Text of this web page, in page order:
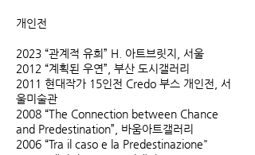
개인전
2023 “관계적 유희” H. 아트브릿지, 서울
2012 “계획된 우연”, 부산 도시갤러리
2011 현대작가 15인전 Credo 부스 개인전, 서
울미술관
2008 “The Connection between Chance
and Predestination”, 바움아트갤러리
2006 “Tra il caso e la Predestinazione"